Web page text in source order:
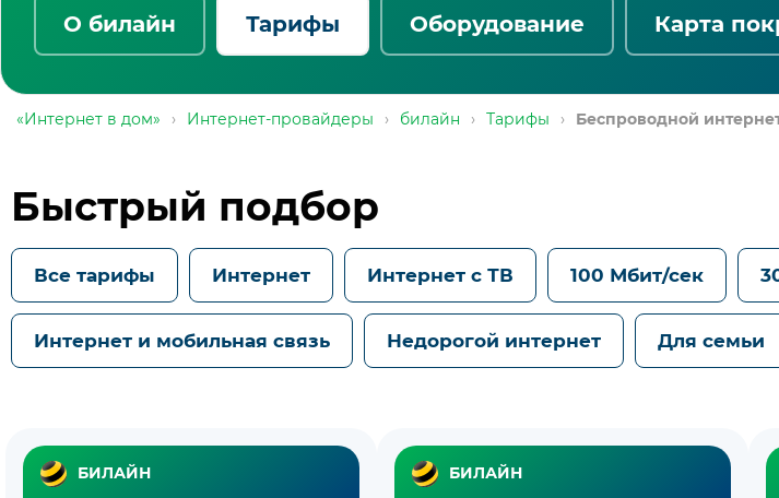
О билайн Тарифы Оборудование Карта
«Интернет в дом» › Интернет-провайдеры › билайн › Тарифы › Беспроводной
Быстрый подбор
Все тарифы Интернет Интернет с ТВ 100 Мбит/сек
Интернет и мобильная связь Недорогой интернет Для семьи
Тарифы
БИЛАЙН БИЛАЙН